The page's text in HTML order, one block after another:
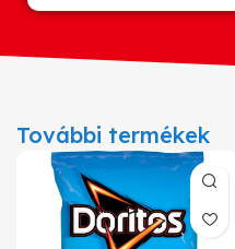
További termékek